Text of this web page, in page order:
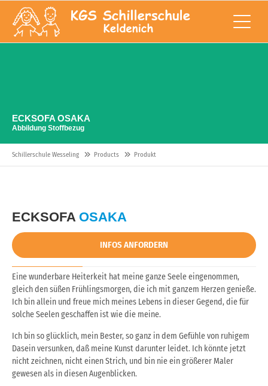
ECKSOFA OSAKA
Abbildung Stoffbezug
Schillerschule Wesseling Products Produkt
ECKSOFA OSAKA
INFOS ANFORDERN
Eine wunderbare Heiterkeit hat meine ganze Seele eingenommen,
gleich den süßen Frühlingsmorgen, die ich mit ganzem Herzen genieße.
Ich bin allein und freue mich meines Lebens in dieser Gegend, die für
solche Seelen geschaffen ist wie die meine.
Ich bin so glücklich, mein Bester, so ganz in dem Gefühle von ruhigem
Dasein versunken, daß meine Kunst darunter leidet. Ich könnte jetzt
nicht zeichnen, nicht einen Strich, und bin nie ein größerer Maler
gewesen als in diesen Augenblicken.